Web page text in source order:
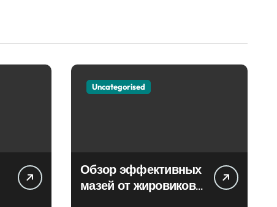
Uncategorised
Обзор эффективных
мазей от жировиков